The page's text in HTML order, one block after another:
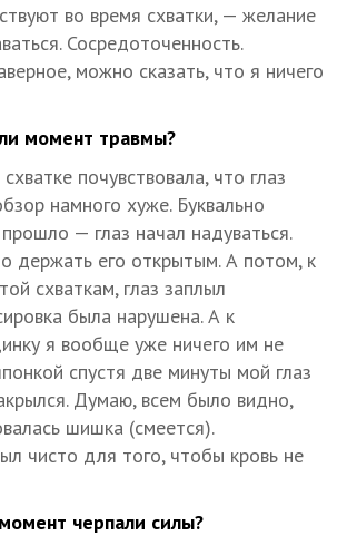
во время схватки, — желание
Сосредоточенность.
можно сказать, что я ничего
момент травмы?
почувствовала, что глаз
намного хуже. Буквально
— глаз начал надуваться.
держать его открытым. А потом, к
схваткам, глаз заплыл
была нарушена. А к
я вообще уже ничего им не
спустя две минуты мой глаз
Думаю, всем было видно,
шишка (смеется).
чисто для того, чтобы кровь не
черпали силы?